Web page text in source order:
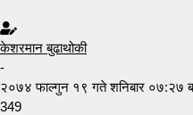
केशरमान बुढाथोकी
-
२०७४ फाल्गुन १९ गते शनिबार ०७:२७
349